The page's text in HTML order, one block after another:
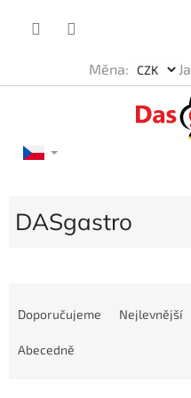
Měna:
DASgastro
Doporučujeme Nejlevnější
Abecedně